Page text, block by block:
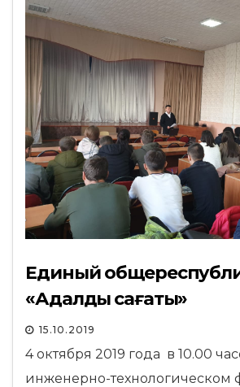
Единый
«Адалдық сағаты»
15.10.2019
4 октября 2019 года в 10.00
инженерно-технологическом